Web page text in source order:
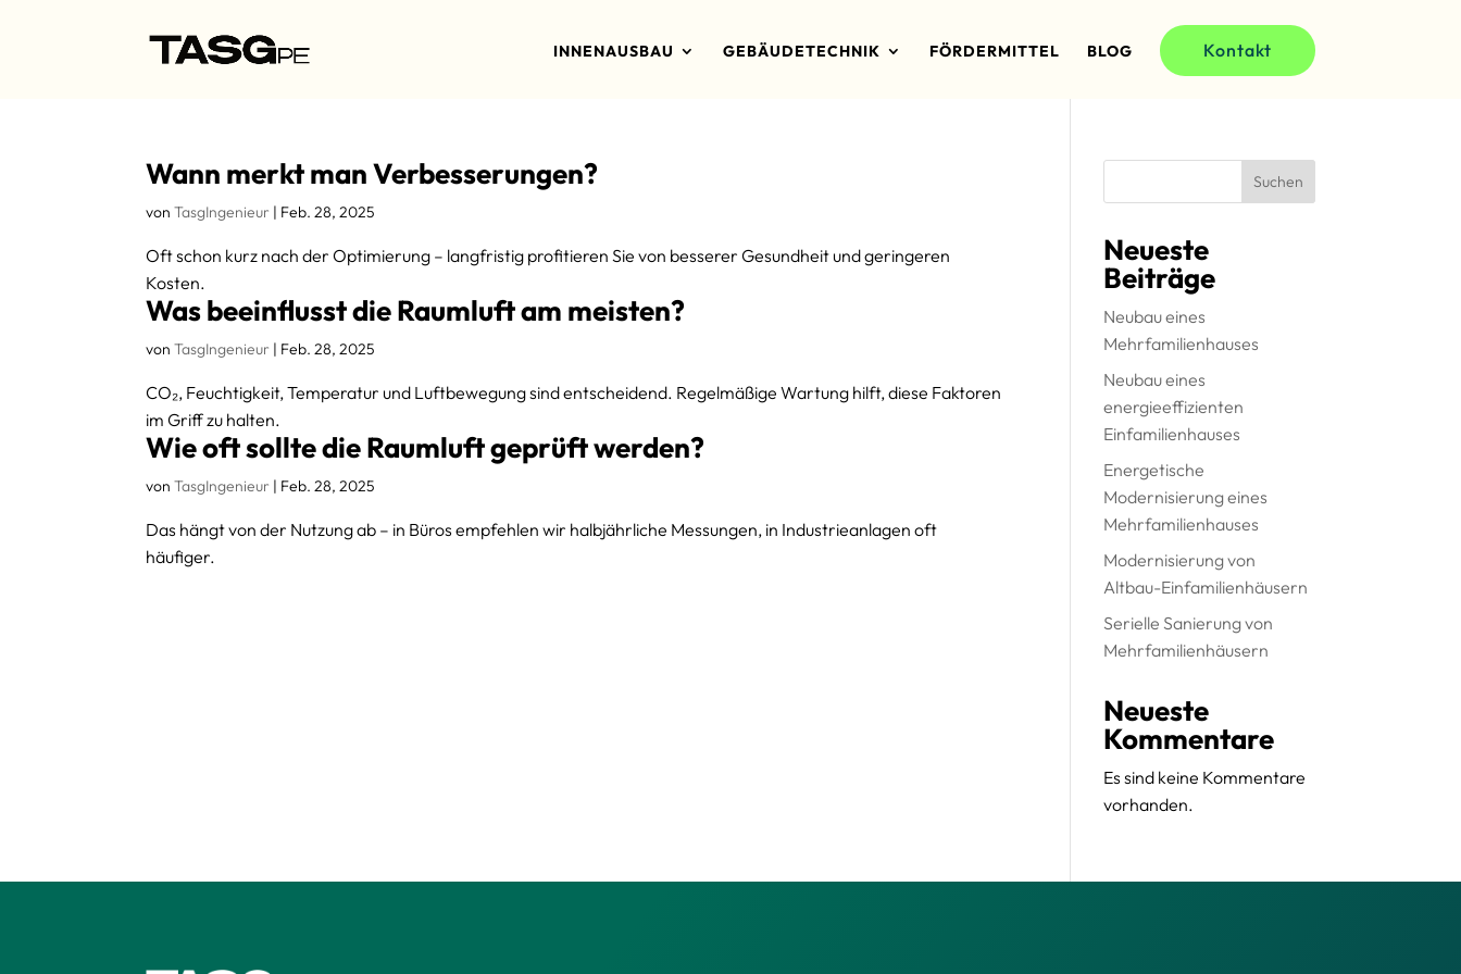
INNENAUSBAU GEBÄUDETECHNIK FÖRDERMITTEL BLOG Kontakt
Wann merkt man Verbesserungen?
vonTasgIngenieur | Feb. 28, 2025
Oft schon kurz nach der Optimierung – langfristig profitieren Sie von besserer Gesundheit und geringeren
Kosten.
Was beeinflusst die Raumluft am meisten?
vonTasgIngenieur | Feb. 28, 2025
CO₂, Feuchtigkeit, Temperatur und Luftbewegung sind entscheidend. Regelmäßige Wartung hilft, diese Faktoren
im Griff zu halten.
Wie oft sollte die Raumluft geprüft werden?
vonTasgIngenieur | Feb. 28, 2025
Das hängt von der Nutzung ab – in Büros empfehlen wir halbjährliche Messungen, in Industrieanlagen oft
häufiger.
Suchen
Neueste
Beiträge
Neubau eines
Mehrfamilienhauses
Neubau eines
energieeffizienten
Einfamilienhauses
Energetische
Modernisierung eines
Mehrfamilienhauses
Modernisierung von
Altbau-Einfamilienhäusern
Serielle Sanierung von
Mehrfamilienhäusern
Neueste
Kommentare
Es sind keine Kommentare
vorhanden.